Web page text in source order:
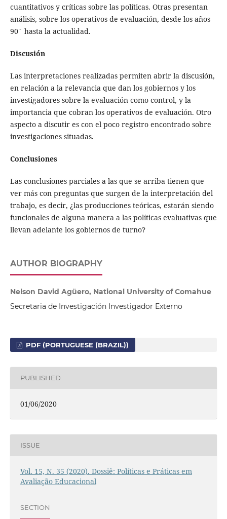
cuantitativos y críticas sobre las políticas. Otras presentan
análisis, sobre los operativos de evaluación, desde los años
90´ hasta la actualidad.
Discusión
Las interpretaciones realizadas permiten abrir la discusión,
en relación a la relevancia que dan los gobiernos y los
investigadores sobre la evaluación como control, y la
importancia que cobran los operativos de evaluación. Otro
aspecto a discutir es con el poco registro encontrado sobre
investigaciones situadas.
Conclusiones
Las conclusiones parciales a las que se arriba tienen que
ver más con preguntas que surgen de la interpretación del
trabajo, es decir, ¿las producciones teóricas, estarán siendo
funcionales de alguna manera a las políticas evaluativas que
llevan adelante los gobiernos de turno?
AUTHOR BIOGRAPHY
Nelson David Agüero, National University of Comahue
Secretaria de Investigación Investigador Externo
PDF (PORTUGUESE (BRAZIL))
PUBLISHED
01/06/2020
ISSUE
Vol. 15, N. 35 (2020). Dossiê: Políticas e Práticas em
Avaliação Educacional
SECTION